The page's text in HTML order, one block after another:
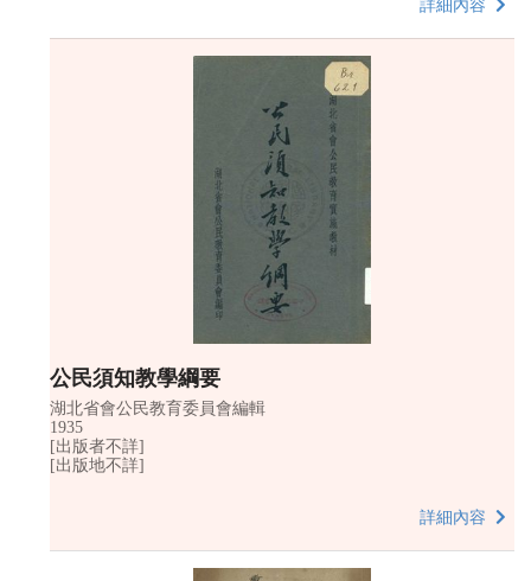
詳細內容
公民須知教學綱要
湖北省會公民教育委員會編輯
1935
[出版者不詳]
[出版地不詳]
詳細內容